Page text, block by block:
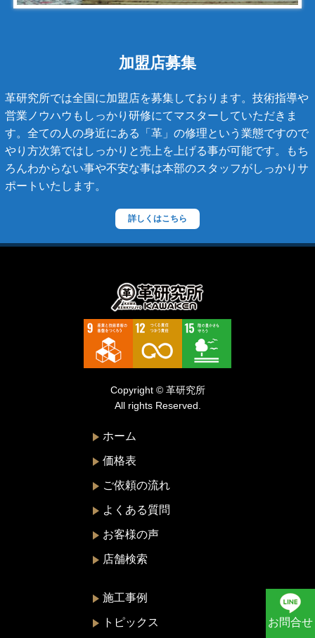
キャビアスキン
スコッチグレイン
ステラーズ
セリーヌ
ダニエル・ボブ
ディーゼル
トゥモローランド
ドルチェ&ガッバーナ
バレンシアガ
ハンティングワールド
ビーアンドビーイタリア
ピエール・カルダン
加盟店募集
革研究所では全国に加盟店を募集しております。技術指導や
営業ノウハウもしっかり研修にてマスターしていただきま
す。全ての人の身近にある「革」の修理という業態ですので
やり方次第ではしっかりと売上を上げる事が可能です。もち
ろんわからない事や不安な事は本部のスタッフがしっかりサ
ポートいたします。
詳しくはこちら
Copyright © 革研究所
All rights Reserved.
ホーム
価格表
ご依頼の流れ
よくある質問
お客様の声
店舗検索
施工事例
トピックス お問合せ